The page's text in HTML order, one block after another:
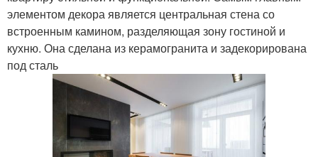
элементом декора является центральная стена со
встроенным камином, разделяющая зону гостиной и
кухню. Она сделана из керамогранита и задекорирована
под сталь